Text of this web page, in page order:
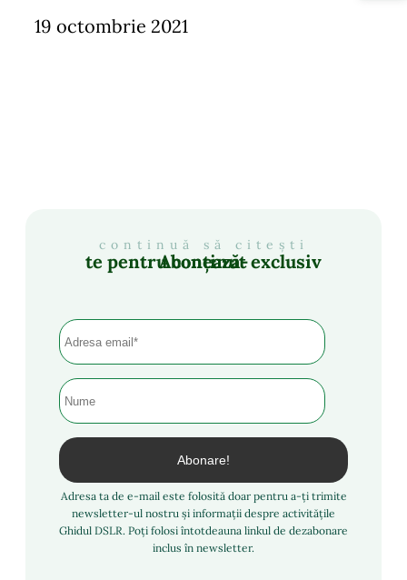
19 octombrie 2021
continuă să citești
Abonează-te pentru conținut exclusiv
Adresa ta de e-mail este folosită doar pentru a-ți trimite
newsletter-ul nostru și informații despre activitățile
Ghidul DSLR. Poți folosi întotdeauna linkul de dezabonare
inclus în newsletter.